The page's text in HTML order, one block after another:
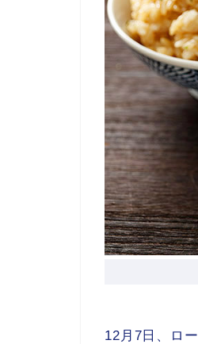
12月7日、ロ